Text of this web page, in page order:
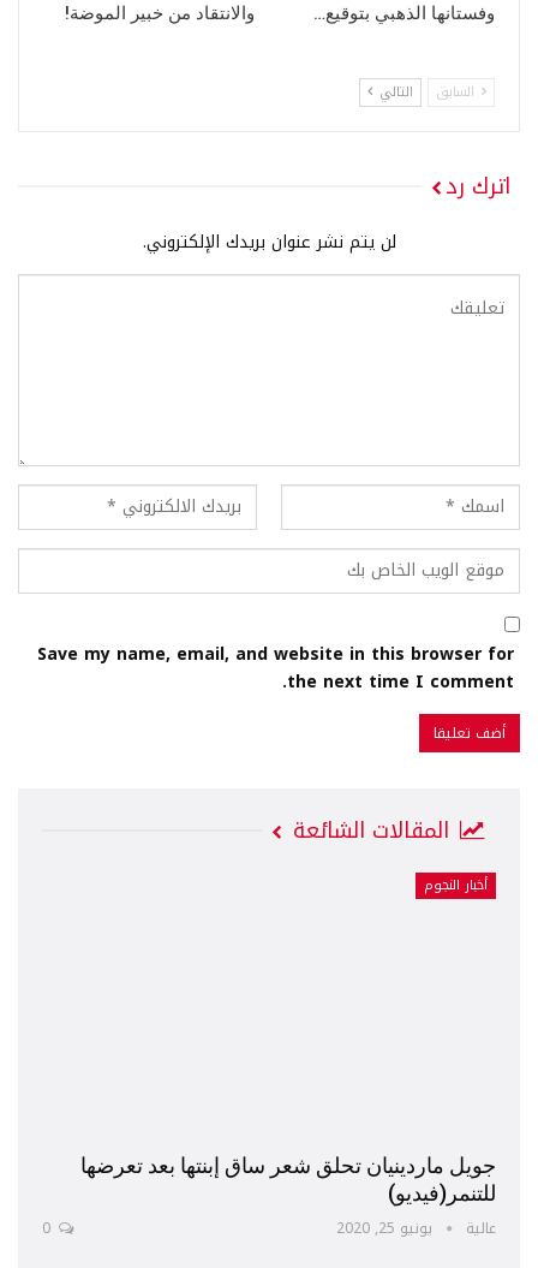
وفستانها الذهبي بتوقيع…
والانتقاد من خبير الموضة!
السابق التالي
اترك رد
لن يتم نشر عنوان بريدك الإلكتروني.
Save my name, email, and website in this browser for
the next time I comment.
المقالات الشائعة
أخبار النجوم
جويل ماردينيان تحلق شعر ساق إبنتها بعد تعرضها
للتنمر(فيديو)
عالية يونيو 25, 2020